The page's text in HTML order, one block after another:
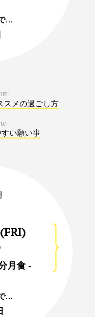
…
スメの過ごし方
い願い事
月食 -
…